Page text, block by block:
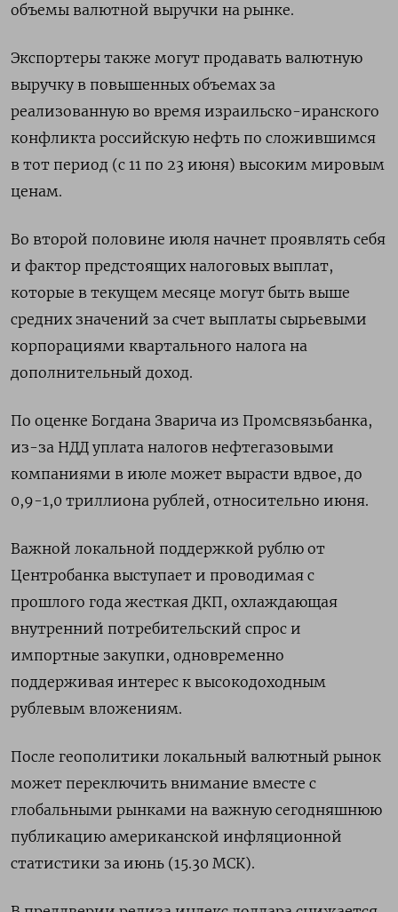
объемы валютной выручки на рынке.
Экспортеры также могут продавать валютную
выручку в повышенных объемах за
реализованную во время израильско-иранского
конфликта российскую нефть по сложившимся
в тот период (с 11 по 23 июня) высоким мировым
ценам.
Во второй половине июля начнет проявлять себя
и фактор предстоящих налоговых выплат,
которые в текущем месяце могут быть выше
средних значений за счет выплаты сырьевыми
корпорациями квартального налога на
дополнительный доход.
По оценке Богдана Зварича из Промсвязьбанка,
из-за НДД уплата налогов нефтегазовыми
компаниями в июле может вырасти вдвое, до
0,9-1,0 триллиона рублей, относительно июня.
Важной локальной поддержкой рублю от
Центробанка выступает и проводимая с
прошлого года жесткая ДКП, охлаждающая
внутренний потребительский спрос и
импортные закупки, одновременно
поддерживая интерес к высокодоходным
рублевым вложениям.
После геополитики локальный валютный рынок
может переключить внимание вместе с
глобальными рынками на важную сегодняшнюю
публикацию американской инфляционной
статистики за июнь (15.30 МСК).